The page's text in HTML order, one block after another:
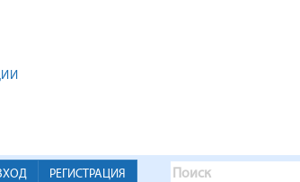
РЕГИСТРАЦИЯ